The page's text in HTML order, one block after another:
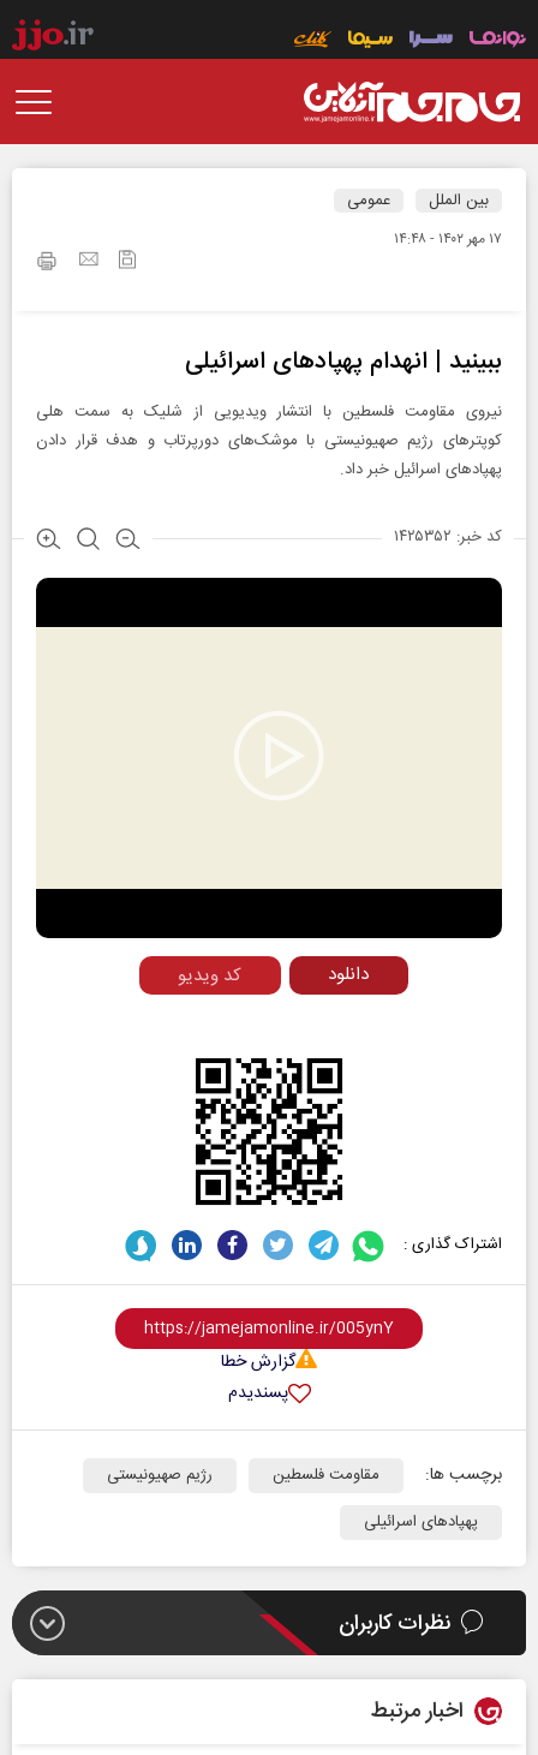
بین الملل عمومی
۱۷ مهر ۱۴۰۲ - ۱۴:۴۸
ببینید | انهدام پهپادهای اسرائیلی
نیروی مقاومت فلسطین با انتشار ویدیویی از شلیک به سمت هلی
کوپترهای رژیم صهیونیستی با موشک‌های دورپرتاب و هدف قرار دادن
پهپادهای اسرائیل خبر داد.
کد خبر: ۱۴۲۵۳۵۲
Video
کد ویدیو دانلود
اشتراک گذاری :
گزارش خطا
پسندیدم
برچسب ها: مقاومت فلسطین
رژیم صهیونیستی
پهپادهای اسرائیلی
نظرات کاربران
اخبار مرتبط